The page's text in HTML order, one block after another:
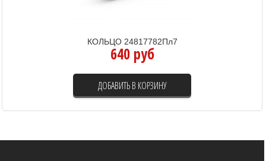
КОЛЬЦО 24817782Пл7
640 руб
ДОБАВИТЬ В КОРЗИНУ